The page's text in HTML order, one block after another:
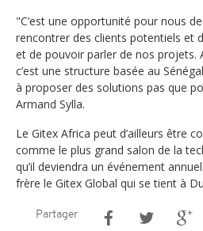
"C’est une opportunité pour nous
rencontrer des clients potentiels et
et de pouvoir parler de nos projets.
c’est une structure basée au
à proposer des solutions pas que
Armand Sylla.
Le Gitex Africa peut d’ailleurs être
comme le plus grand salon de la
qu’il deviendra un événement
frère le Gitex Global qui se tient à
Partager